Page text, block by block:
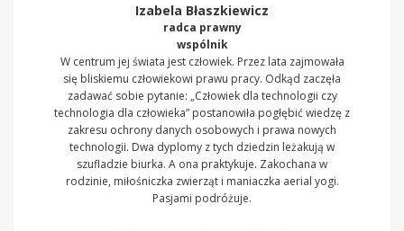
Izabela Błaszkiewicz
radca prawny
wspólnik
W centrum jej świata jest człowiek. Przez lata zajmowała
się bliskiemu człowiekowi prawu pracy. Odkąd zaczęła
zadawać sobie pytanie: „Człowiek dla technologii czy
technologia dla człowieka” postanowiła pogłębić wiedzę z
zakresu ochrony danych osobowych i prawa nowych
technologii. Dwa dyplomy z tych dziedzin leżakują w
szufladzie biurka. A ona praktykuje. Zakochana w
rodzinie, miłośniczka zwierząt i maniaczka aerial yogi.
Pasjami podróżuje.